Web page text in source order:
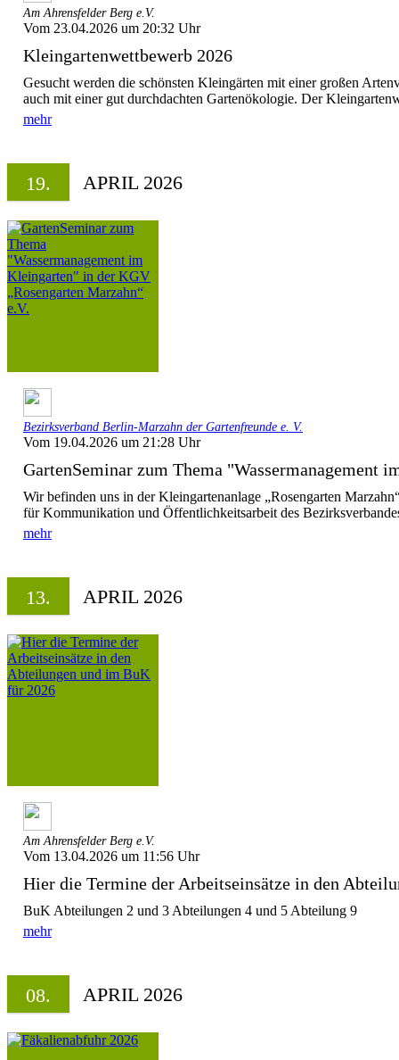
Am Ahrensfelder Berg e.V.
Vom 23.04.2026 um 20:32 Uhr
Kleingartenwettbewerb 2026
Gesucht werden die schönsten Kleingärten mit einer großen
auch mit einer gut durchdachten Gartenökologie. Der
mehr
19. APRIL 2026
Bezirksverband Berlin-Marzahn der Gartenfreunde e. V.
Vom 19.04.2026 um 21:28 Uhr
GartenSeminar zum Thema "Wassermanagement
Wir befinden uns in der Kleingartenanlage „Rosengarten
für Kommunikation und Öffentlichkeitsarbeit des
mehr
13. APRIL 2026
Am Ahrensfelder Berg e.V.
Vom 13.04.2026 um 11:56 Uhr
Hier die Termine der Arbeitseinsätze in den
BuK Abteilungen 2 und 3 Abteilungen 4 und 5 Abteilung 9
mehr
08. APRIL 2026